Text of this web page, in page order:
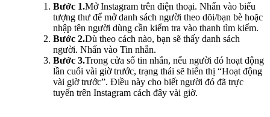
Bước 1.Mở Instagram trên điện thoại. Nhấn vào biểu
tượng thư để mở danh sách người theo dõi/bạn bè hoặc
nhập tên người dùng cần kiểm tra vào thanh tìm kiếm.
Bước 2.Dù theo cách nào, bạn sẽ thấy danh sách
người. Nhấn vào Tin nhắn.
Bước 3.Trong cửa sổ tin nhắn, nếu người đó hoạt động
lần cuối vài giờ trước, trạng thái sẽ hiển thị “Hoạt động
vài giờ trước”. Điều này cho biết người đó đã trực
tuyến trên Instagram cách đây vài giờ.